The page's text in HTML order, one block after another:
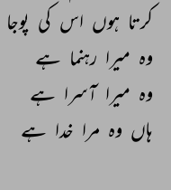
کرتا ہوں اس کی پوجا
وہ میرا رہنما ہے
وہ میرا آسرا ہے
ہاں وہ مرا خدا ہے